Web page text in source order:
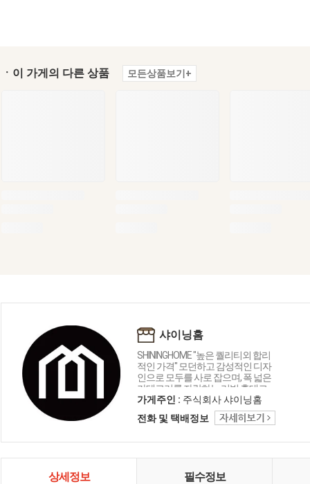
ㆍ이 가게의 다른 상품 모든상품보기+
샤이닝홈
SHININGHOME "높은 퀄리티외 합리
적인 가격" 모던하고 감성적인 디자
인으로 모두를 사로 잡으며, 폭 넓은
카테고리를 자랑하는 리빙 홈데코
인테리어 샤이닝홈입니다.
가게주인 : 주식회사 샤이닝홈
전화 및 택배정보
상세정보 필수정보